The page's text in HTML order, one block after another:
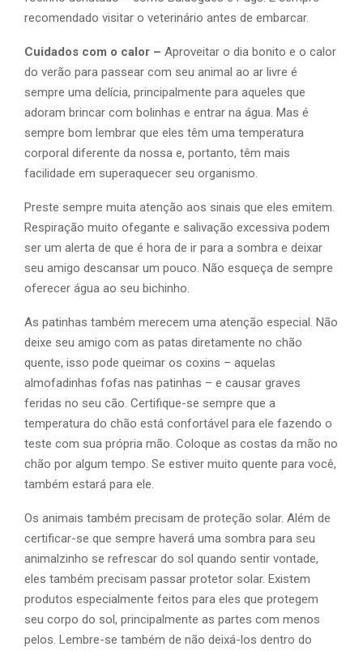
recomendado visitar o veterinário antes de embarcar.
Cuidados com o calor – Aproveitar o dia bonito e o calor
do verão para passear com seu animal ao ar livre é
sempre uma delícia, principalmente para aqueles que
adoram brincar com bolinhas e entrar na água. Mas é
sempre bom lembrar que eles têm uma temperatura
corporal diferente da nossa e, portanto, têm mais
facilidade em superaquecer seu organismo.
Preste sempre muita atenção aos sinais que eles emitem.
Respiração muito ofegante e salivação excessiva podem
ser um alerta de que é hora de ir para a sombra e deixar
seu amigo descansar um pouco. Não esqueça de sempre
oferecer água ao seu bichinho.
As patinhas também merecem uma atenção especial. Não
deixe seu amigo com as patas diretamente no chão
quente, isso pode queimar os coxins – aquelas
almofadinhas fofas nas patinhas – e causar graves
feridas no seu cão. Certifique-se sempre que a
temperatura do chão está confortável para ele fazendo o
teste com sua própria mão. Coloque as costas da mão no
chão por algum tempo. Se estiver muito quente para você,
também estará para ele.
Os animais também precisam de proteção solar. Além de
certificar-se que sempre haverá uma sombra para seu
animalzinho se refrescar do sol quando sentir vontade,
eles também precisam passar protetor solar. Existem
produtos especialmente feitos para eles que protegem
seu corpo do sol, principalmente as partes com menos
pelos. Lembre-se também de não deixá-los dentro do